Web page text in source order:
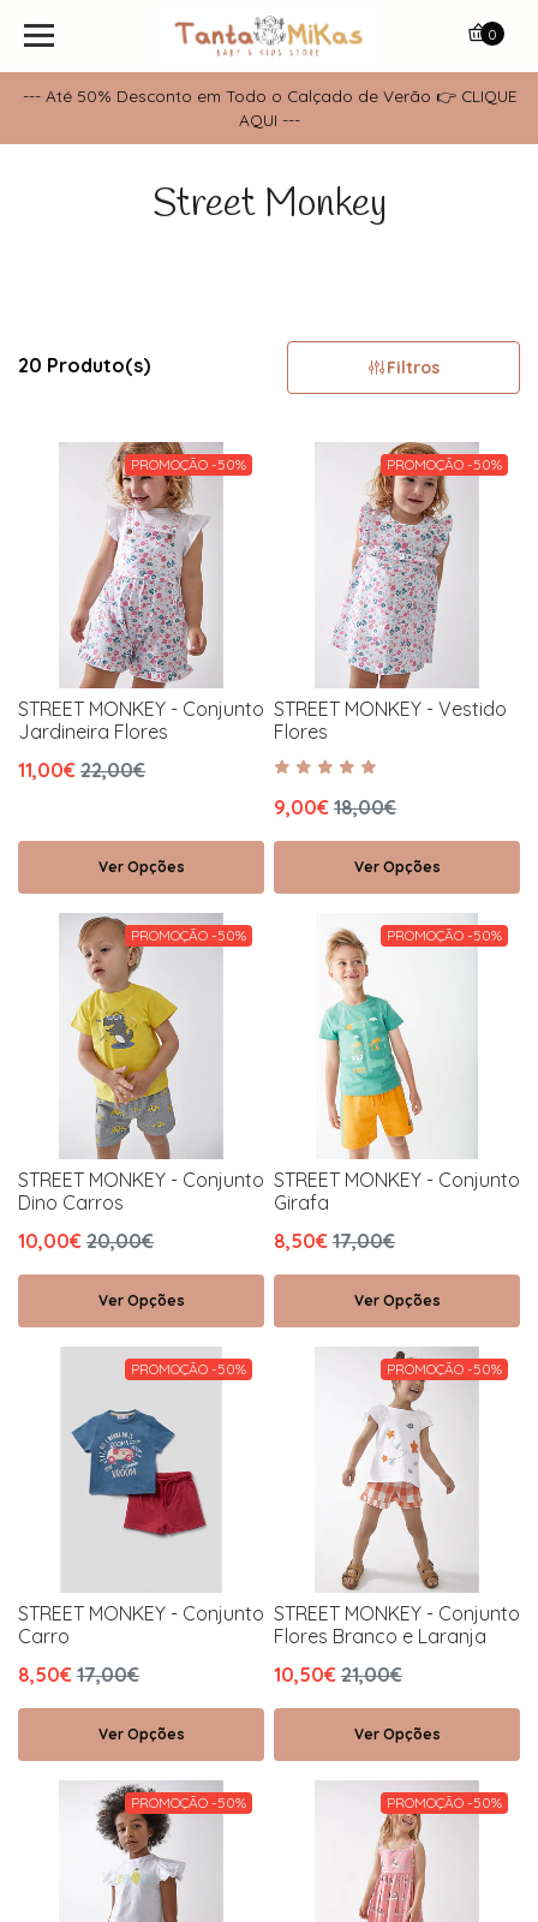
--- Até 50% Desconto em Todo o Calçado de Verão 👉 CLIQUE
AQUI ---
0
Street Monkey
20 Produto(s) Filtros
PROMOÇÃO -50%
STREET MONKEY - Conjunto
Jardineira Flores
11,00€ 22,00€
Ver Opções
PROMOÇÃO -50%
STREET MONKEY - Vestido
Flores
9,00€ 18,00€
Ver Opções
PROMOÇÃO -50%
STREET MONKEY - Conjunto
Dino Carros
10,00€ 20,00€
Ver Opções
PROMOÇÃO -50%
STREET MONKEY - Conjunto
Girafa
8,50€ 17,00€
Ver Opções
PROMOÇÃO -50%
STREET MONKEY - Conjunto
Carro
8,50€ 17,00€
Ver Opções
PROMOÇÃO -50%
STREET MONKEY - Conjunto
Flores Branco e Laranja
10,50€ 21,00€
Ver Opções
PROMOÇÃO -50% PROMOÇÃO -50%